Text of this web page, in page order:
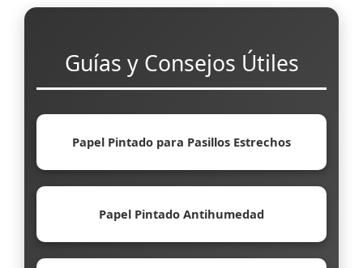
Guías y Consejos Útiles
Papel Pintado para Pasillos Estrechos
Papel Pintado Antihumedad